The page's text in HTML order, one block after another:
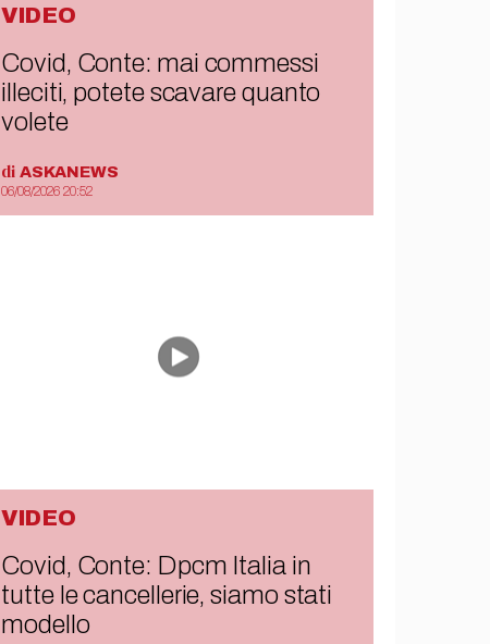
VIDEO
Covid, Conte: mai commessi
illeciti, potete scavare quanto
volete
di ASKANEWS
06/08/2026 20:52
VIDEO
Covid, Conte: Dpcm Italia in
tutte le cancellerie, siamo stati
modello